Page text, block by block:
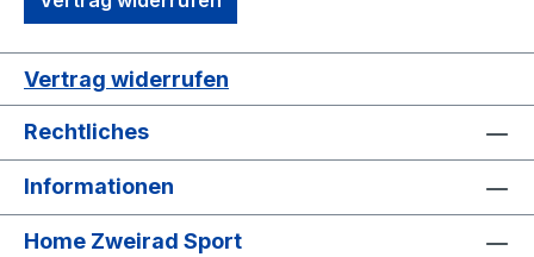
Vertrag widerrufen
Rechtliches
Informationen
Home Zweirad Sport